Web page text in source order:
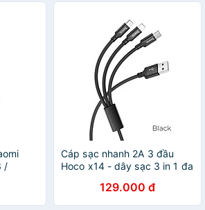
/
Nhập
Cáp sạc nhanh 2A 3 đầu
Hoco x14 - dây sạc 3 in 1 đa
lightling cho iphone
samsung oppo,..vvv - hàng
129.000 đ